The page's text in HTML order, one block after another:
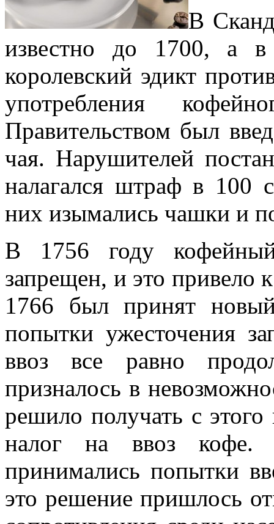
В
известно до 1700, а
королевский эдикт
употребления
Правительством был
чая. Нарушителей
налагался штраф в 100
них изымались чашки и
В 1756 году
запрещен, и это привело
1766 был принят
попытки ужесточения
ввоз все равно
призналось в
решило получать с
налог на ввоз кофе.
принимались попытки
это решение пришлось